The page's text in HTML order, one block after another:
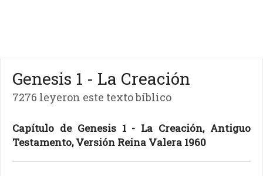
Genesis 1 - La Creación
7276 leyeron este texto bíblico
Capítulo de Genesis 1 - La Creación, Antiguo
Testamento, Versión Reina Valera 1960